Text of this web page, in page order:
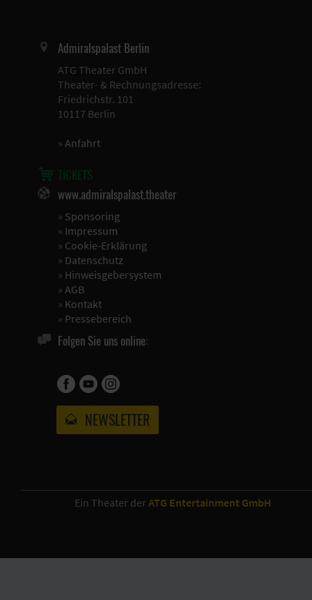
Admiralspalast Berlin
ATG Theater GmbH
Theater- & Rechnungsadresse:
Friedrichstr. 101
10117 Berlin
» Anfahrt
TICKETS
www.admiralspalast.theater
» Sponsoring
» Impressum
» Cookie-Erklärung
» Datenschutz
» Hinweisgebersystem
» AGB
» Kontakt
» Pressebereich
Folgen Sie uns online:
NEWSLETTER
Ein Theater der ATG Entertainment GmbH